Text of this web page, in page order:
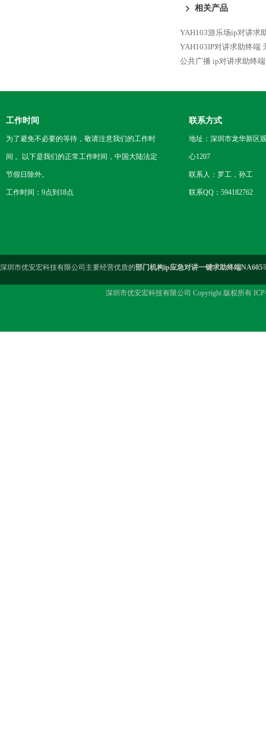
相关产品
YAH103游乐场ip对讲求
YAH103IP对讲求助终端
公共广播 ip对讲求助终
工作时间
为了避免不必要的等待，敬请注意我们的工作时
间 。以下是我们的正常工作时间，中国大陆法定
节假日除外。
工作时间：9点到18点
联系方式
地址：深圳市龙华新区
心1207
联系人：罗工，孙工
联系QQ：594182762
深圳市优安宏科技有限公司主要经营优质的部门机构ip应急对讲一键求助终端NA605
深圳市优安宏科技有限公司 Copyright 版权所有